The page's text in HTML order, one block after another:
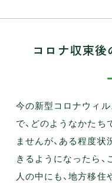
コロナ収束後
今の新型コロナウィ
で、どのようなかたち
ませんが、ある程度
きるようになったら
人の中にも、地方移